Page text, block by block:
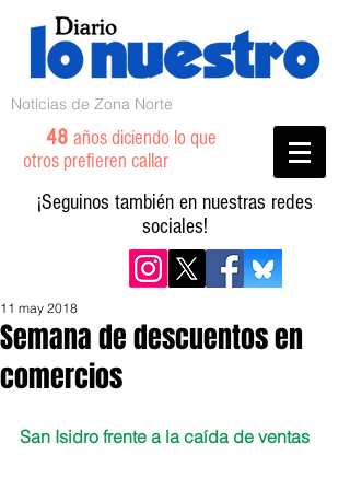
Noticias de Zona Norte
48 años diciendo lo que
otros prefieren callar
¡Seguinos también en nuestras redes
sociales!
Semana de descuentos en
comercios
11 may 2018
San Isidro frente a la caída de ventas